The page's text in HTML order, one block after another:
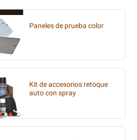
Paneles de prueba color
Kit de accesorios retoque
auto con spray